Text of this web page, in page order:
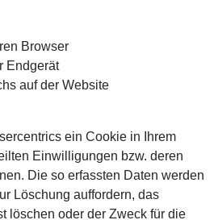
Browser
Endgerät
auf der Website
ein Cookie in Ihrem
Einwilligungen bzw. deren
Die so erfassten Daten werden
Löschung auffordern, das
löschen oder der Zweck für die